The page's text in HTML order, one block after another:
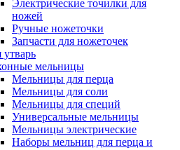
Электрические точилки для
ножей
Ручные ножеточки
Запчасти для ножеточек
утварь
мельницы
Мельницы для перца
Мельницы для соли
Мельницы для специй
Универсальные мельницы
Мельницы электрические
Наборы мельниц для перца и